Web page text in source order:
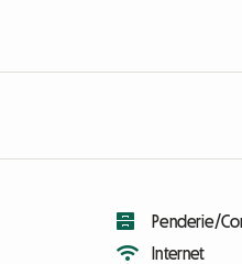
Penderie/
Internet